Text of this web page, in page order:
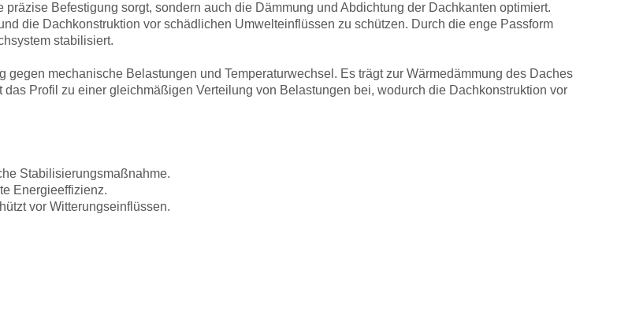
Befestigung sorgt, sondern auch die Dämmung und Abdichtung der Dachkanten optimiert.
die Dachkonstruktion vor schädlichen Umwelteinflüssen zu schützen. Durch die enge Passform
stabilisiert.
mechanische Belastungen und Temperaturwechsel. Es trägt zur Wärmedämmung des Daches
Profil zu einer gleichmäßigen Verteilung von Belastungen bei, wodurch die Dachkonstruktion vor
Stabilisierungsmaßnahme.
Energieeffizienz.
vor Witterungseinflüssen.